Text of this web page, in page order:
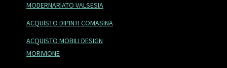
MODERNARIATO VALSESIA
ACQUISTO DIPINTI COMASINA
ACQUISTO MOBILI DESIGN
MORIVIONE